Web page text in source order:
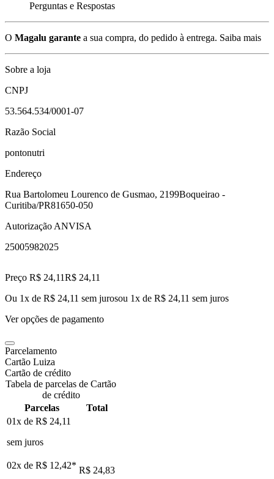
Perguntas e Respostas
O Magalu garante a sua compra, do pedido à entrega. Saiba mais
Sobre a loja
CNPJ
53.564.534/0001-07
Razão Social
pontonutri
Endereço
Rua Bartolomeu Lourenco de Gusmao, 2199Boqueirao -
Curitiba/PR81650-050
Autorização ANVISA
25005982025
Preço R$ 24,11R$ 24,11
Ou 1x de R$ 24,11 sem jurosou 1x de R$ 24,11 sem juros
Ver opções de pagamento
Parcelamento
Cartão Luiza
Cartão de crédito
Tabela de parcelas de Cartão
de crédito
Parcelas
Total
01x de R$ 24,11
sem juros
02x de R$ 12,42* R$ 24,83